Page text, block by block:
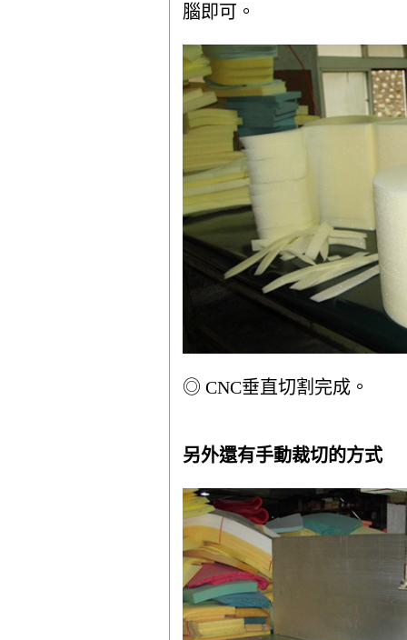
腦即可。
◎ CNC垂直切割完成。
另外還有手動裁切的方式